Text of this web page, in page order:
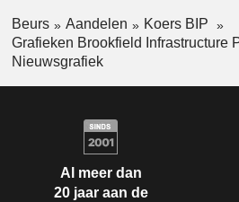
Beurs Aandelen
Koers BIP
Grafieken Brookfield Infrastructure
Nieuwsgrafiek
Al meer dan
20 jaar aan de